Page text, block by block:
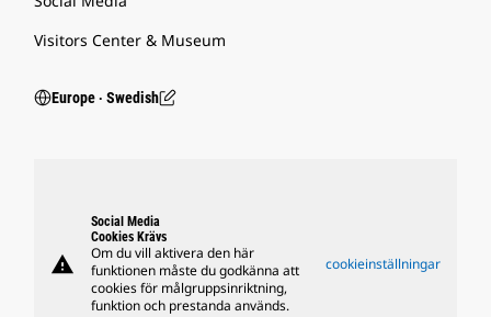
Visitors Center & Museum
Europe ‧ Swedish
warning
Social Media
Cookies Krävs
Om du vill aktivera den här
funktionen måste du godkänna att
cookies för målgruppsinriktning,
funktion och prestanda används.
cookieinställningar